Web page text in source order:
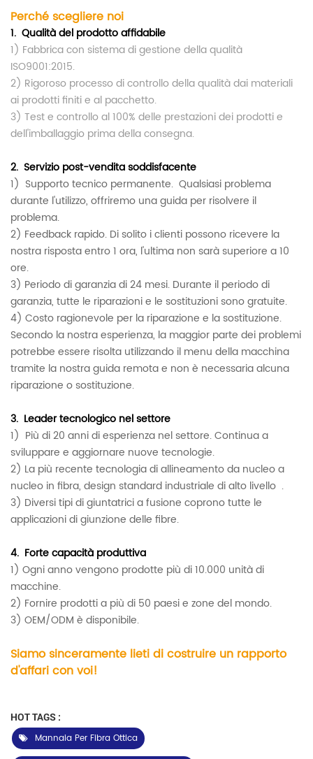
Perché scegliere noi
1. Qualità del prodotto affidabile
1) Fabbrica con sistema di gestione della qualità
ISO9001:2015.
2) Rigoroso processo di controllo della qualità dai materiali
ai prodotti finiti e al pacchetto.
3) Test e controllo al 100% delle prestazioni dei prodotti e
dell'imballaggio prima della consegna.
2. Servizio post-vendita soddisfacente
1) Supporto tecnico permanente. Qualsiasi problema
durante l'utilizzo, offriremo una guida per risolvere il
problema.
2) Feedback rapido. Di solito i clienti possono ricevere la
nostra risposta entro 1 ora, l'ultima non sarà superiore a 10
ore.
3) Periodo di garanzia di 24 mesi. Durante il periodo di
garanzia, tutte le riparazioni e le sostituzioni sono gratuite.
4) Costo ragionevole per la riparazione e la sostituzione.
Secondo la nostra esperienza, la maggior parte dei problemi
potrebbe essere risolta utilizzando il menu della macchina
tramite la nostra guida remota e non è necessaria alcuna
riparazione o sostituzione.
3. Leader tecnologico nel settore
1) Più di 20 anni di esperienza nel settore. Continua a
sviluppare e aggiornare nuove tecnologie.
2) La più recente tecnologia di allineamento da nucleo a
nucleo in fibra, design standard industriale di alto livello .
3) Diversi tipi di giuntatrici a fusione coprono tutte le
applicazioni di giunzione delle fibre.
4. Forte capacità produttiva
1) Ogni anno vengono prodotte più di 10.000 unità di
macchine.
2) Fornire prodotti a più di 50 paesi e zone del mondo.
3) OEM/ODM è disponibile.
Siamo sinceramente lieti di costruire un rapporto
d'affari con voi!
HOT TAGS :
Mannaia Per Fibra Ottica